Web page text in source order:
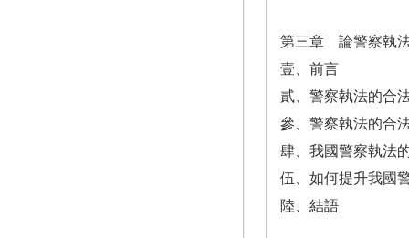
第三章 論警察執
壹、前言
貳、警察執法的合
參、警察執法的合
肆、我國警察執法
伍、如何提升我國
陸、結語